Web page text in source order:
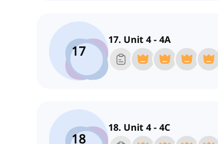
17
17. Unit 4 - 4A
18
18. Unit 4 - 4C